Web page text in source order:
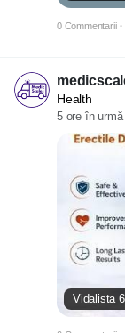
0 Commentarii ·
Health
5 ore în urmă
Vidalista